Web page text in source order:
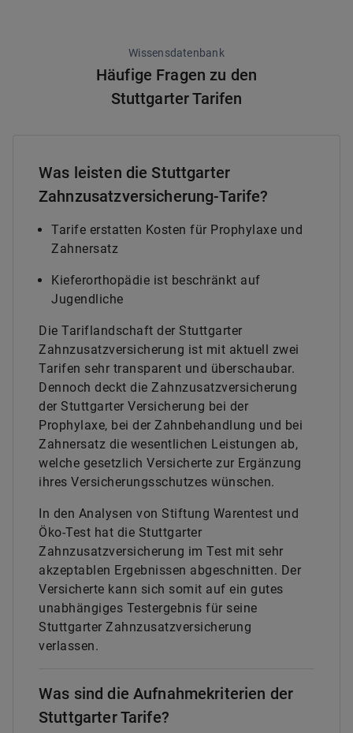
Wissensdatenbank
Häufige Fragen zu den
Stuttgarter Tarifen
Was leisten die Stuttgarter
Zahnzusatzversicherung-Tarife?
Tarife erstatten Kosten für Prophylaxe und
Zahnersatz
Kieferorthopädie ist beschränkt auf
Jugendliche
Die Tariflandschaft der Stuttgarter
Zahnzusatzversicherung ist mit aktuell zwei
Tarifen sehr transparent und überschaubar.
Dennoch deckt die Zahnzusatzversicherung
der Stuttgarter Versicherung bei der
Prophylaxe, bei der Zahnbehandlung und bei
Zahnersatz die wesentlichen Leistungen ab,
welche gesetzlich Versicherte zur Ergänzung
ihres Versicherungsschutzes wünschen.
In den Analysen von Stiftung Warentest und
Öko-Test hat die Stuttgarter
Zahnzusatzversicherung im Test mit sehr
akzeptablen Ergebnissen abgeschnitten. Der
Versicherte kann sich somit auf ein gutes
unabhängiges Testergebnis für seine
Stuttgarter Zahnzusatzversicherung
verlassen.
Was sind die Aufnahmekriterien der
Stuttgarter Tarife?